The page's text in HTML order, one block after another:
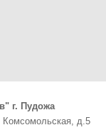
г. Пудожа
Комсомольская, д.5